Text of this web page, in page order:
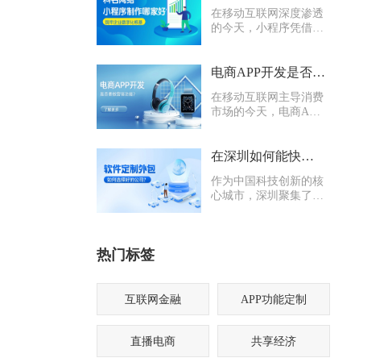
在移动互联网深度渗透
的今天，小程序凭借轻
打通线上渠道、沉淀私
论是初创商户还是成熟
企业，都纷纷布局小程
电商APP开发是否要多做营销功能
在移动互联网主导消费
市场的今天，电商APP
体。不少企业在开发电
个两难困境：电商APP
开发是否要多做营销功
在深圳如何能快速找到一家优质的软件定制外包公司
作为中国科技创新的核
心城市，深圳聚集了海
司时，常常陷入“选择
热门标签
互联网金融 APP功能定制
直播电商 共享经济